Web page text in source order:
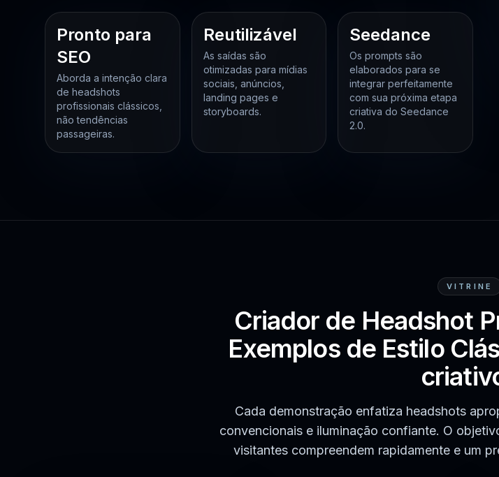
Pronto para
SEO
Aborda a intenção clara
de headshots
profissionais clássicos,
não tendências
passageiras.
Reutilizável
As saídas são
otimizadas para mídias
sociais, anúncios,
landing pages e
storyboards.
Seedance
Os prompts são
elaborados para se
integrar perfeitamente
com sua próxima etapa
criativa do Seedance
2.0.
VITRINE
Criador de Headshot
Exemplos de Estilo
Cada demonstração enfatiza headshots
convencionais e iluminação confiante. O
visitantes compreendem rapidamente e um